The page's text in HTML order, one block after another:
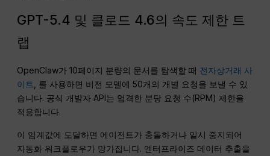
GPT-5.4 및 클로드 4.6의 속도 제한 트
랩
OpenClaw가 10페이지 분량의 문서를 탐색할 때 전자상거래 사
이트
, 를 사용하면 비전 모델에 50개의 개별 요청을 보낼 수 있
습니다. 공식 개발자 API는 엄격한 분당 요청 수(RPM) 제한을
적용합니다.
이 임계값에 도달하면 에이전트가 충돌하거나 일시 중지되어
자동화 워크플로우가 망가집니다. 엔터프라이즈 데이터 추출을